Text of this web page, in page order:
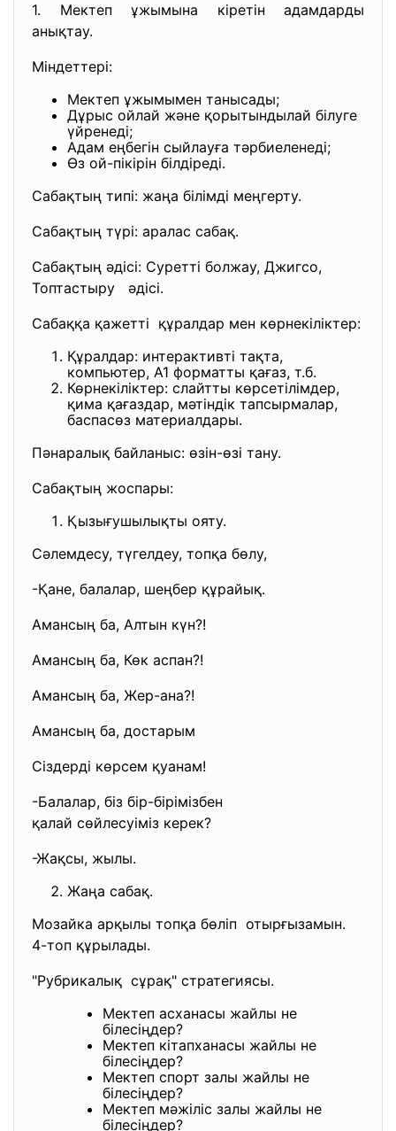
1. Мектеп ұжымына кіретін адамдарды
анықтау.
Міндеттері:
Мектеп ұжымымен танысады;
Дұрыс ойлай және қорытындылай білуге
үйренеді;
Адам еңбегін сыйлауға тәрбиеленеді;
Өз ой-пікірін білдіреді.
Сабақтың типі: жаңа білімді меңгерту.
Сабақтың түрі: аралас сабақ.
Сабақтың әдісі: Суретті болжау, Джигсо,
Топтастыру әдісі.
Сабаққа қажетті құралдар мен көрнекіліктер:
Құралдар: интерактивті тақта,
компьютер, А1 форматты қағаз, т.б.
Көрнекіліктер: слайтты көрсетілімдер,
қима қағаздар, мәтіндік тапсырмалар,
баспасөз материалдары.
Пәнаралық байланыс: өзін-өзі тану.
Сабақтың жоспары:
Қызығушылықты ояту.
Сәлемдесу, түгелдеу, топқа бөлу,
-Қане, балалар, шеңбер құрайық.
Амансың ба, Алтын күн?!
Амансың ба, Көк аспан?!
Амансың ба, Жер-ана?!
Амансың ба, достарым
Сіздерді көрсем қуанам!
-Балалар, біз бір-бірімізбен
қалай сөйлесуіміз керек?
-Жақсы, жылы.
Жаңа сабақ.
Мозайка арқылы топқа бөліп отырғызамын.
4-топ құрылады.
"Рубрикалық сұрақ" стратегиясы.
Мектеп асханасы жайлы не
білесіңдер?
Мектеп кітапханасы жайлы не
білесіңдер?
Мектеп спорт залы жайлы не
білесіңдер?
Мектеп мәжіліс залы жайлы не
білесіңдер?